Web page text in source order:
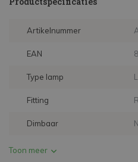
Artikelnummer
EAN
Type lamp
Fitting
Dimbaar
Toon meer